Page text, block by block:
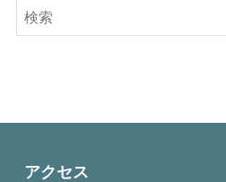
アクセス